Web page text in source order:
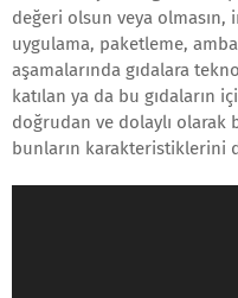
değeri olsun veya olmasın,
uygulama, paketleme,
aşamalarında gıdalara
katılan ya da bu gıdaların
doğrudan ve dolaylı olarak
bunların karakteristiklerini